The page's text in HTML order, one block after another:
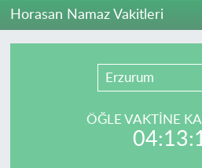
Horasan Namaz Vakitleri
Erzurum
ÖĞLE VAKTİNE
Akhisar
Manisa Namaz Vakitleri
Manisa Trafik Yoğunluk
Süper Lig Puan Durumu ve